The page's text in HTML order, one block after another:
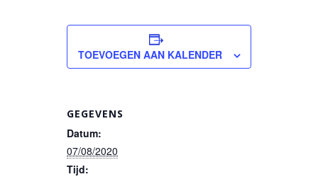
TOEVOEGEN AAN KALENDER
GEGEVENS
Datum:
07/08/2020
Tijd: